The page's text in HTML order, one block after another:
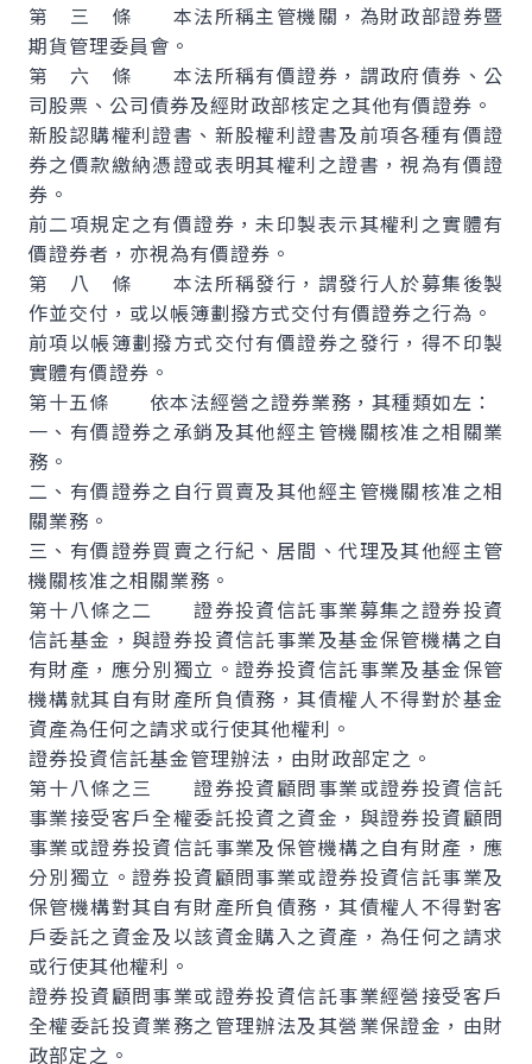
第 三 條 本法所稱主管機關，為財政部證券暨
期貨管理委員會。
第 六 條 本法所稱有價證券，謂政府債券、公
司股票、公司債券及經財政部核定之其他有價證券。
新股認購權利證書、新股權利證書及前項各種有價證
券之價款繳納憑證或表明其權利之證書，視為有價證
券。
前二項規定之有價證券，未印製表示其權利之實體有
價證券者，亦視為有價證券。
第 八 條 本法所稱發行，謂發行人於募集後製
作並交付，或以帳簿劃撥方式交付有價證券之行為。
前項以帳簿劃撥方式交付有價證券之發行，得不印製
實體有價證券。
第十五條 依本法經營之證券業務，其種類如左：
一、有價證券之承銷及其他經主管機關核准之相關業
務。
二、有價證券之自行買賣及其他經主管機關核准之相
關業務。
三、有價證券買賣之行紀、居間、代理及其他經主管
機關核准之相關業務。
第十八條之二 證券投資信託事業募集之證券投資
信託基金，與證券投資信託事業及基金保管機構之自
有財產，應分別獨立。證券投資信託事業及基金保管
機構就其自有財產所負債務，其債權人不得對於基金
資產為任何之請求或行使其他權利。
證券投資信託基金管理辦法，由財政部定之。
第十八條之三 證券投資顧問事業或證券投資信託
事業接受客戶全權委託投資之資金，與證券投資顧問
事業或證券投資信託事業及保管機構之自有財產，應
分別獨立。證券投資顧問事業或證券投資信託事業及
保管機構對其自有財產所負債務，其債權人不得對客
戶委託之資金及以該資金購入之資產，為任何之請求
或行使其他權利。
證券投資顧問事業或證券投資信託事業經營接受客戶
全權委託投資業務之管理辦法及其營業保證金，由財
政部定之。